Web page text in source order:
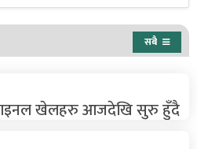
सबै
खेलहरु आजदेखि सुरु हुँदै